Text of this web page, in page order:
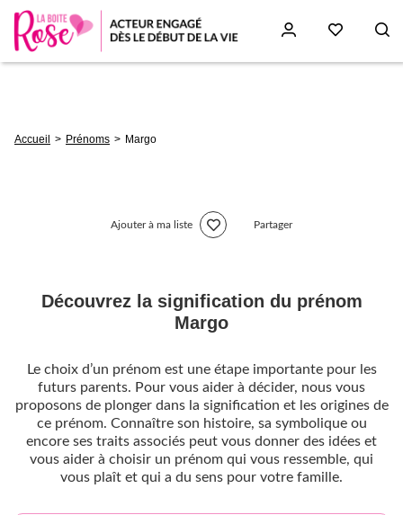
d'Ariane
Accueil Prénoms Margo
Ajouter à ma liste Partager
Découvrez la signification du prénom
Margo
Le choix d’un prénom est une étape importante pour les
futurs parents. Pour vous aider à décider, nous vous
proposons de plonger dans la signification et les origines de
ce prénom. Connaître son histoire, sa symbolique ou
encore ses traits associés peut vous donner des idées et
vous aider à choisir un prénom qui vous ressemble, qui
vous plaît et qui a du sens pour votre famille.